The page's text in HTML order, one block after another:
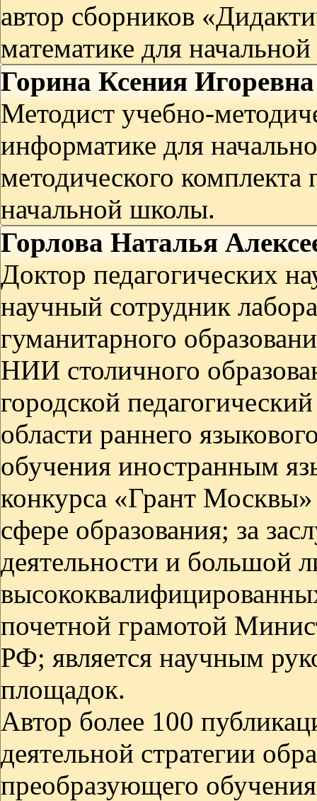
автор сборников
математике для
Горина Ксения Игоревна
Методист учебно-
информатике для
методического
начальной школы.
Горлова Наталья
Доктор педагогических
научный сотрудник
гуманитарного
НИИ столичного
городской
области раннего
обучения иностранным
конкурса «Грант Москвы»
сфере образования; за
деятельности и большой
почетной грамотой
РФ; является научным
площадок.
Автор более 100
деятельной стратегии
преобразующего